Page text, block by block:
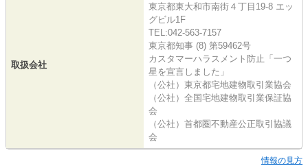
取扱会社
東京都東大和市南街４丁目19-8 エッ
グビル1F
TEL:042-563-7157
東京都知事 (8) 第59462号
カスタマーハラスメント防止「一つ
星を宣言しました」
（公社）東京都宅地建物取引業協会
（公社）全国宅地建物取引業保証協
会
（公社）首都圏不動産公正取引協議
会
情報の見方